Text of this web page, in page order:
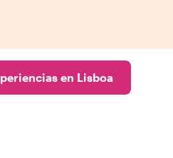
en Lisboa